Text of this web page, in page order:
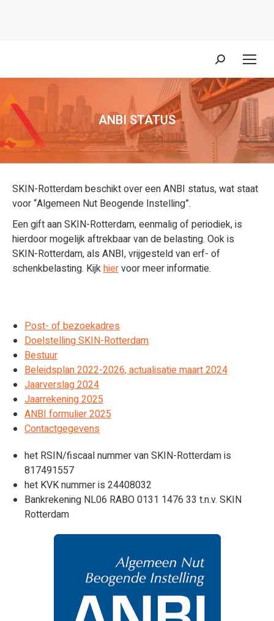
Zoeken:
ANBI STATUS
Je bent hier:
SKIN-Rotterdam beschikt over een ANBI status, wat staat
voor “Algemeen Nut Beogende Instelling”.
Een gift aan SKIN-Rotterdam, eenmalig of periodiek, is
hierdoor mogelijk aftrekbaar van de belasting. Ook is
SKIN-Rotterdam, als ANBI, vrijgesteld van erf- of
schenkbelasting. Kijkhiervoor meer informatie.
Post- of bezoekadres
Doelstelling SKIN-Rotterdam
Bestuur
Beleidsplan 2022-2026, actualisatie maart 2024
Jaarverslag 2024
Jaarrekening 2025
ANBI formulier 2025
Contactgegevens
het RSIN/fiscaal nummer van SKIN-Rotterdam is
817491557
het KVK nummer is 24408032
Bankrekening NL06 RABO 0131 1476 33 t.n.v. SKIN
Rotterdam